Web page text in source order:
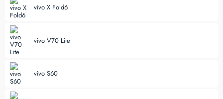
vivo X Fold6
vivo V70 Lite
vivo S60